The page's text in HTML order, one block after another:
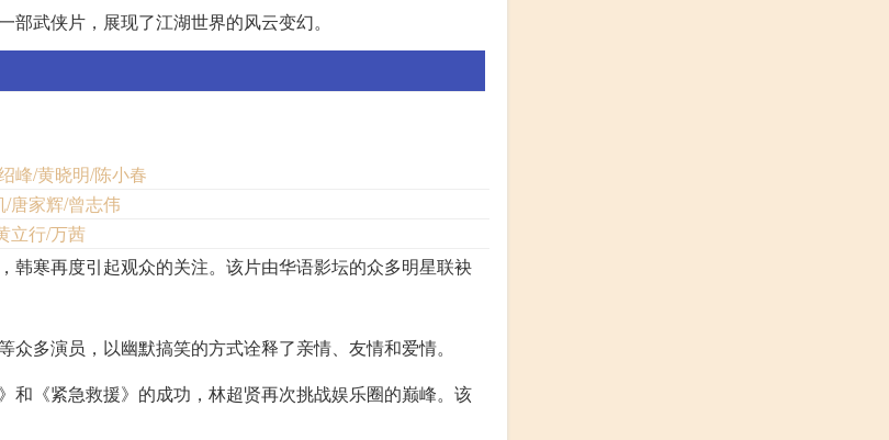
武侠片，展现了江湖世界的风云变幻。
峰/黄晓明/陈小春
/唐家辉/曾志伟
立行/万茜
韩寒再度引起观众的关注。该片由华语影坛的众多明星联袂
多演员，以幽默搞笑的方式诠释了亲情、友情和爱情。
和《紧急救援》的成功，林超贤再次挑战娱乐圈的巅峰。该